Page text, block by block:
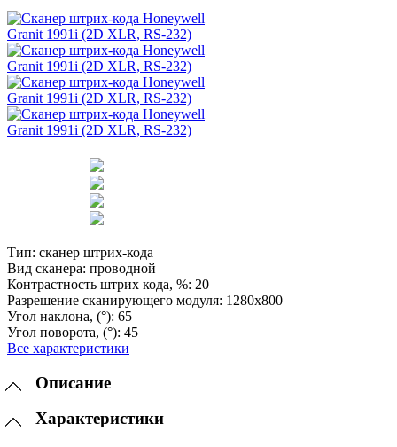
Тип: сканер штрих-кода
Вид сканера: проводной
Контрастность штрих кода, %: 20
Разрешение сканирующего модуля: 1280х800
Угол наклона, (°): 65
Угол поворота, (°): 45
Все характеристики
Описание
Характеристики